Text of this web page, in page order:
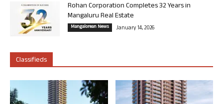
Rohan Corporation Completes 32 Years in
Mangaluru Real Estate
Mangalorean News January 14, 2026
Classifieds